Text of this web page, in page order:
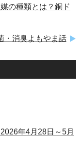
の種類とは？銅ド
・消臭よもやま話
年4月28日～5月